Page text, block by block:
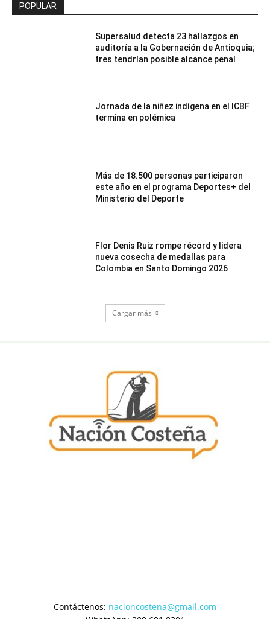
POPULAR
Supersalud detecta 23 hallazgos en
auditoría a la Gobernación de Antioquia;
tres tendrían posible alcance penal
Jornada de la niñez indígena en el ICBF
termina en polémica
Más de 18.500 personas participaron
este año en el programa Deportes+ del
Ministerio del Deporte
Flor Denis Ruiz rompe récord y lidera
nueva cosecha de medallas para
Colombia en Santo Domingo 2026
Cargar más
Contáctenos: nacioncostena@gmail.com